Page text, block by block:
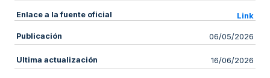
Enlace a la fuente oficial Link
Publicación 06/05/2026
Ultima actualización 16/06/2026